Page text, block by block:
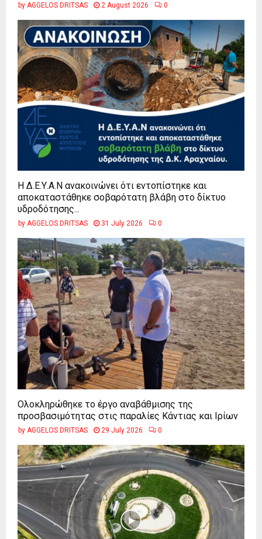
by AGGELOS DRITSAS 2 August 2026 0
Η Δ.Ε.Υ.Α.Ν ανακοινώνει ότι εντοπίστηκε και
αποκαταστάθηκε σοβαρότατη βλάβη στο δίκτυο
υδροδότησης...
by AGGELOS DRITSAS 31 July 2026 0
Ολοκληρώθηκε το έργο αναβάθμισης της
προσβασιμότητας στις παραλίες Κάντιας και Ιρίων
by AGGELOS DRITSAS 29 July 2026 0